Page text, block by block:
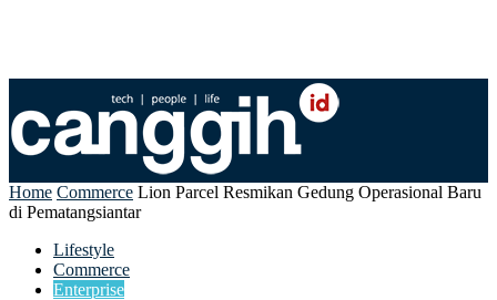
Home Commerce Lion Parcel Resmikan Gedung Operasional Baru
di Pematangsiantar
Lifestyle
Commerce
Enterprise